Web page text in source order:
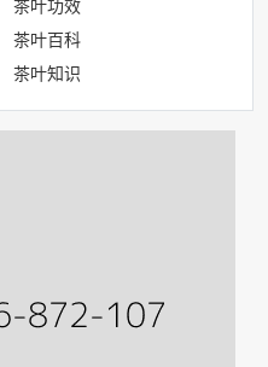
茶叶功效
茶叶百科
茶叶知识